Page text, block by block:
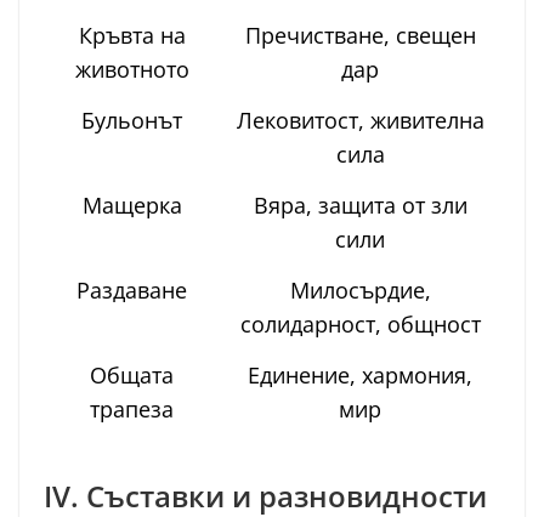
Кръвта на
животното
Пречистване, свещен
дар
Бульонът
Лековитост, живителна
сила
Мащерка
Вяра, защита от зли
сили
Раздаване
Милосърдие,
солидарност, общност
Общата
трапеза
Единение, хармония,
мир
IV. Съставки и разновидности